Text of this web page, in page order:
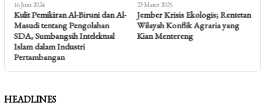
16 Juni 2024
Kulit Pemikiran Al-Biruni dan Al-
Masudi tentang Pengolahan
SDA, Sumbangsih Intelektual
Islam dalam Industri
Pertambangan
23 Maret 2025
Jember Krisis Ekologis; Rentetan
Wilayah Konflik Agraria yang
Kian Mentereng
HEADLINES